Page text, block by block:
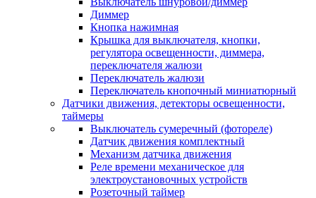
Диммер
Кнопка нажимная
Крышка для выключателя, кнопки,
регулятора освещенности, диммера,
переключателя жалюзи
Переключатель жалюзи
Переключатель кнопочный миниатюрный
Датчики движения, детекторы освещенности,
таймеры
Выключатель сумеречный (фотореле)
Датчик движения комплектный
Механизм датчика движения
Реле времени механическое для
электроустановочных устройств
Розеточный таймер